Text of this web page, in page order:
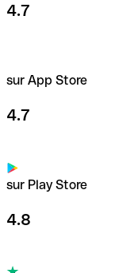
4.7
sur App Store
4.7
sur Play Store
4.8